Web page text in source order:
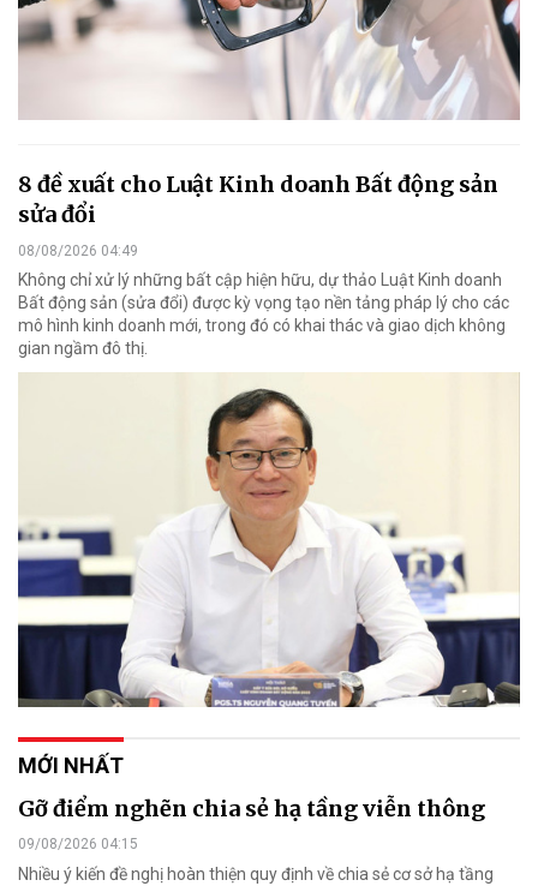
8 đề xuất cho Luật Kinh doanh Bất động sản
sửa đổi
08/08/2026 04:49
Không chỉ xử lý những bất cập hiện hữu, dự thảo Luật Kinh doanh
Bất động sản (sửa đổi) được kỳ vọng tạo nền tảng pháp lý cho các
mô hình kinh doanh mới, trong đó có khai thác và giao dịch không
gian ngầm đô thị.
MỚI NHẤT
Gỡ điểm nghẽn chia sẻ hạ tầng viễn thông
09/08/2026 04:15
Nhiều ý kiến đề nghị hoàn thiện quy định về chia sẻ cơ sở hạ tầng